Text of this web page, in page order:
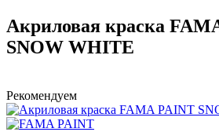
Акриловая краска
SNOW WHITE
Рекомендуем